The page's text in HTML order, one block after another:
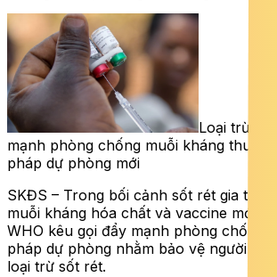
Loại trừ
mạnh phòng chống muỗi kháng thuốc,
pháp dự phòng mới
SKĐS – Trong bối cảnh sốt rét gia tăng
muỗi kháng hóa chất và vaccine mới
WHO kêu gọi đẩy mạnh phòng chống,
pháp dự phòng nhằm bảo vệ người dân
loại trừ sốt rét.